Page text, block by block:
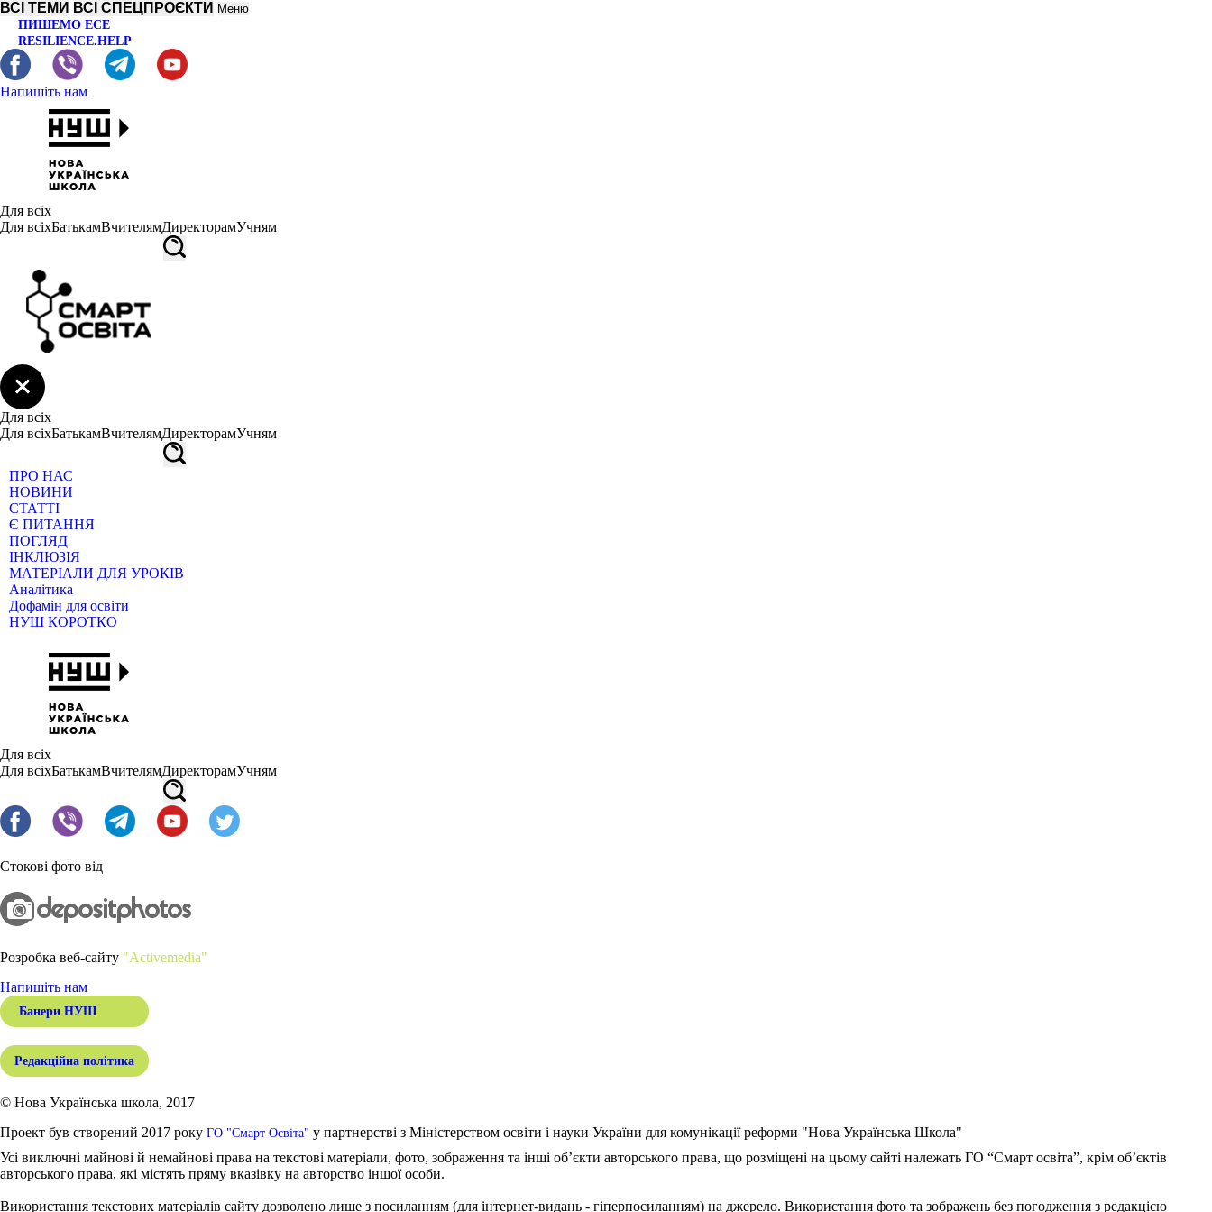
ВСІ ТЕМИ ВСІ СПЕЦПРОЄКТИ Меню
ПИШЕМО ЕСЕ
RESILIENCE.HELP
Напишіть нам
Для всіх
Для всіхБатькамВчителямДиректорамУчням
Для всіх
Для всіхБатькамВчителямДиректорамУчням
ПРО НАС
НОВИНИ
СТАТТІ
Є ПИТАННЯ
ПОГЛЯД
ІНКЛЮЗІЯ
МАТЕРІАЛИ ДЛЯ УРОКІВ
Аналітика
Дофамін для освіти
НУШ КОРОТКО
Для всіх
Для всіхБатькамВчителямДиректорамУчням
Стокові фото від
Розробка веб-сайту "Activemedia"
Напишіть нам
Банери НУШ
Редакційна політика
© Нова Українська школа, 2017
Проект був створений 2017 року ГО "Смарт Освіта" у партнерстві з Міністерством освіти і науки України для комунікації реформи "Нова Українська Школа"
Усі виключні майнові й немайнові права на текстові матеріали, фото, зображення та інші об’єкти авторського права, що розміщені на цьому сайті належать ГО “Смарт освіта”, крім об’єктів
авторського права, які містять пряму вказівку на авторство іншої особи.
Використання текстових матеріалів сайту дозволено лише з посиланням (для інтернет-видань - гіперпосиланням) на джерело. Використання фото та зображень без погодження з редакцією